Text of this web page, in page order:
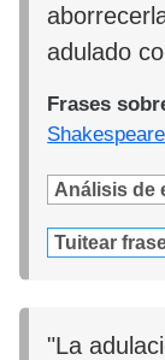
adulado
Frases
Shakespeare
Análisis de
Tuitear
"La